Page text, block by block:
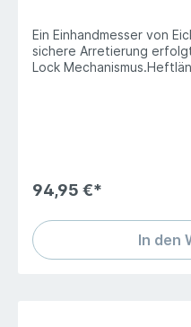
Ein Einhandmesser von
sichere Arretierung
Lock
94,95 €*
In den